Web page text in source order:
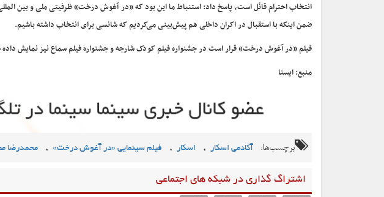
انتخاب احترام قائل است، پاسخ داد: استنباط ما این بود که «در آغوش درخت» ظرفیتی ملی و بین
ضمن اینکه با استقبال در اکران داخلی هم پیش‌بینی می‌کردیم که شانسی برای انتخاب داشته باشیم.
فیلم «در آغوش درخت» قرار است در جشنواره فیلم کودک شارجه و جشنواره فیلم سماع نیز نمایش
منبع: ایسنا
برچسب‌ها: آکادمی اسکار , اسکار , فیلم سینمایی «در آغوش درخت» , محمدرضا
اشتراگ گذاری در شبکه های اجتماعی